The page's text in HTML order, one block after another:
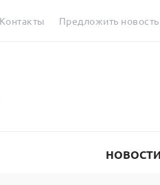
Контакты Предложить новость
НОВОСТИ